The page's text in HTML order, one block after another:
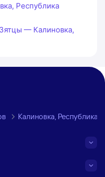
Республика
— Калиновка,
Калиновка, Республика